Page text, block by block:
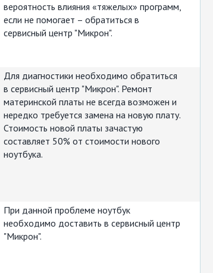
вероятность влияния «тяжелых» программ,
если не помогает – обратиться в
сервисный центр "Микрон".
Для диагностики необходимо обратиться
в сервисный центр "Микрон". Ремонт
материнской платы не всегда возможен и
нередко требуется замена на новую плату.
Стоимость новой платы зачастую
составляет 50% от стоимости нового
ноутбука.
При данной проблеме ноутбук
необходимо доставить в сервисный центр
"Микрон".